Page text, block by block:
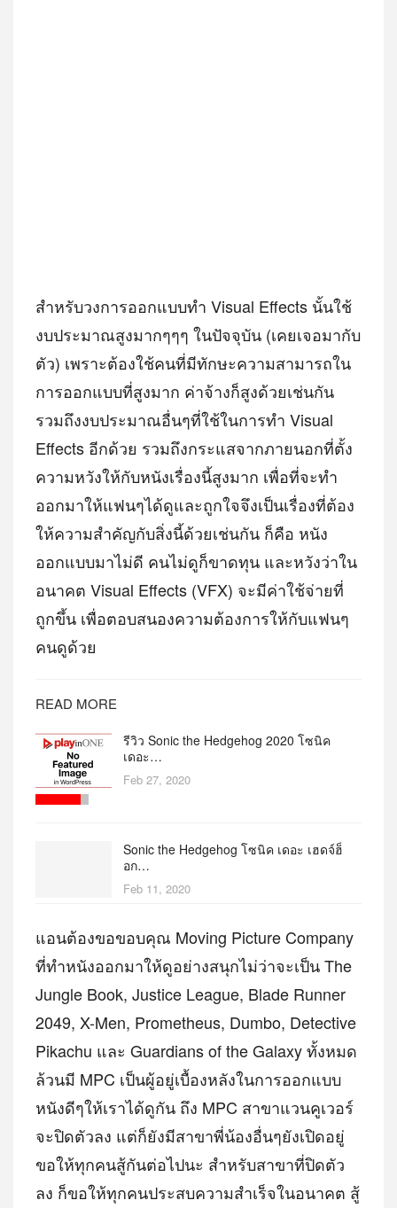
สำหรับวงการออกแบบทำ Visual Effects นั้นใช้
งบประมาณสูงมากๆๆๆ ในปัจจุบัน (เคยเจอมากับ
ตัว) เพราะต้องใช้คนที่มีทักษะความสามารถใน
การออกแบบที่สูงมาก ค่าจ้างก็สูงด้วยเช่นกัน
รวมถึงงบประมาณอื่นๆที่ใช้ในการทำ Visual
Effects อีกด้วย รวมถึงกระแสจากภายนอกที่ตั้ง
ความหวังให้กับหนังเรื่องนี้สูงมาก เพื่อที่จะทำ
ออกมาให้แฟนๆได้ดูและถูกใจจึงเป็นเรื่องที่ต้อง
ให้ความสำคัญกับสิ่งนี้ด้วยเช่นกัน ก็คือ หนัง
ออกแบบมาไม่ดี คนไม่ดูก็ขาดทุน และหวังว่าใน
อนาคต Visual Effects (VFX) จะมีค่าใช้จ่ายที่
ถูกขึ้น เพื่อตอบสนองความต้องการให้กับแฟนๆ
คนดูด้วย
READ MORE
รีวิว Sonic the Hedgehog 2020 โซนิค
เดอะ…
Feb 27, 2020
Sonic the Hedgehog โซนิค เดอะ เฮดจ์ฮ็
อก…
Feb 11, 2020
แอนต้องขอขอบคุณ Moving Picture Company
ที่ทำหนังออกมาให้ดูอย่างสนุกไม่ว่าจะเป็น The
Jungle Book, Justice League, Blade Runner
2049, X-Men, Prometheus, Dumbo, Detective
Pikachu และ Guardians of the Galaxy ทั้งหมด
ล้วนมี MPC เป็นผู้อยู่เบื้องหลังในการออกแบบ
หนังดีๆให้เราได้ดูกัน ถึง MPC สาขาแวนคูเวอร์
จะปิดตัวลง แต่ก็ยังมีสาขาพี่น้องอื่นๆยังเปิดอยู่
ขอให้ทุกคนสู้กันต่อไปนะ สำหรับสาขาที่ปิดตัว
ลง ก็ขอให้ทุกคนประสบความสำเร็จในอนาคต สู้